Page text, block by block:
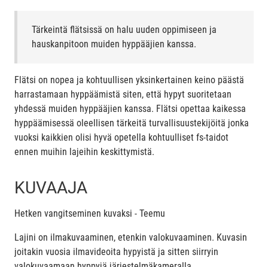
Tärkeintä flätsissä on halu uuden oppimiseen ja
hauskanpitoon muiden hyppääjien kanssa.
Flätsi on nopea ja kohtuullisen yksinkertainen keino päästä
harrastamaan hyppäämistä siten, että hypyt suoritetaan
yhdessä muiden hyppääjien kanssa. Flätsi opettaa kaikessa
hyppäämisessä oleellisen tärkeitä turvallisuustekijöitä jonka
vuoksi kaikkien olisi hyvä opetella kohtuulliset fs-taidot
ennen muihin lajeihin keskittymistä.
KUVAAJA
Hetken vangitseminen kuvaksi - Teemu
Lajini on ilmakuvaaminen, etenkin valokuvaaminen. Kuvasin
joitakin vuosia ilmavideoita hypyistä ja sitten siirryin